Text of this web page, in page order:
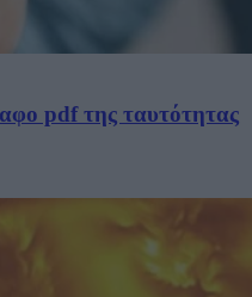
pdf της ταυτότητας